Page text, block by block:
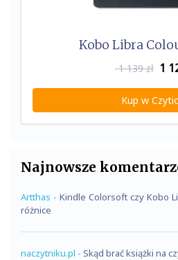
Kobo Libra
1 139 zł 1
Kup w
Najnowsze
Artthas - Kindle Colorsoft czy Kobo
różnice
naczytniku.pl - Skąd brać książki na